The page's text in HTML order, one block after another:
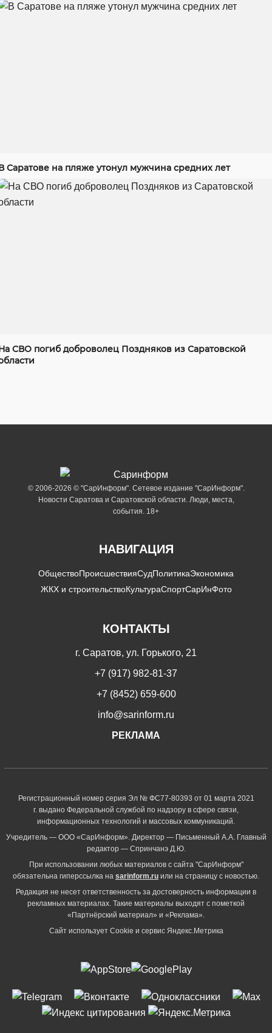
Саратове на пляже утонул мужчина средних лет
СВО погиб доброволец Поздняков из Саратовской
© 2006-2026 © "СарИнформ". Сетевое издание "СарИнформ".
Новости Саратова и Саратовской области. Люди, места,
события. 18+
НАВИГАЦИЯ
ОбществоПроисшествияСудПолитикаЭкономика
ЖКХ и строительствоКультураСпортСарИнФото
КОНТАКТЫ
г. Саратов, ул. Горького, 21
+7 (917) 982-81-37
+7 (8452) 659-600
info@sarinform.ru
РЕКЛАМА
Регистрационный номер серия Эл № ФС77-80393 от 01 марта 2021
г. выдано Федеральной службой по надзору в сфере связи,
информационных технологий и массовых коммуникаций.
Учредитель — ООО «СарИнформ». Директор — Письменный А.А. Главный
редактор — Спринчанэ Д.Ю.
При использовании любых материалов с сайта "СарИнформ"
обязательна гиперссылка на sarinform.ru или на страницу с новостью.
Редакция не несет ответственность за достоверность информации в
рекламных материалах. Такие материалы выходят с пометкой
«Партнёрский материал» и «Реклама».
Сайт использует Cookie и сервиc Яндекс.Метрика